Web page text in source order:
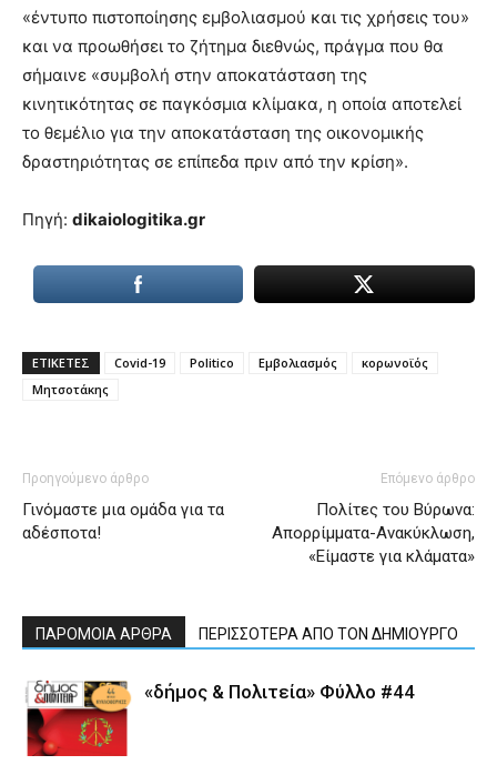
«έντυπο πιστοποίησης εμβολιασμού και τις χρήσεις του»
και να προωθήσει το ζήτημα διεθνώς, πράγμα που θα
σήμαινε «συμβολή στην αποκατάσταση της
κινητικότητας σε παγκόσμια κλίμακα, η οποία αποτελεί
το θεμέλιο για την αποκατάσταση της οικονομικής
δραστηριότητας σε επίπεδα πριν από την κρίση».
Πηγή: dikaiologitika.gr
ΕΤΙΚΕΤΕΣ Covid-19 Politico Εμβολιασμός
κορωνοϊός
Μητσοτάκης
Προηγούμενο άρθρο
Γινόμαστε μια ομάδα για τα
αδέσποτα!
Επόμενο άρθρο
Πολίτες του Βύρωνα:
Απορρίμματα-Ανακύκλωση,
«Είμαστε για κλάματα»
ΠΑΡΟΜΟΙΑ ΑΡΘΡΑ ΠΕΡΙΣΣΟΤΕΡΑ ΑΠΟ ΤΟΝ ΔΗΜΙΟΥΡΓΟ
«δήμος & Πολιτεία» Φύλλο #44